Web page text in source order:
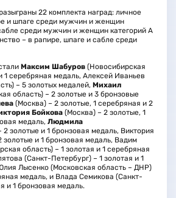
22 комплекта наград: личное
и шпаге среди мужчин и женщин
среди мужчин и женщин категорий А
– в рапире, шпаге и сабле среди
Максим Шабуров(Новосибирская
1 серебряная медаль, Алексей Иваньев
– 5 золотых медалей, Михаил
область) – 2 золотые и 3 бронзовые
(Москва) – 2 золотые, 1 серебряная и 2
Бойкова(Москва) – 2 золотые, 1
медаль, Людмила
золотые и 1 бронзовая медаль, Виктория
золотые и 1 бронзовая медаль, Вадим
область) – 1 золотая и 1 серебряная
(Санкт-Петербург) – 1 золотая и 1
Лысенко (Московская область – ДНР)
медаль, и Влада Семикова (Санкт-
и 1 бронзовая медаль.